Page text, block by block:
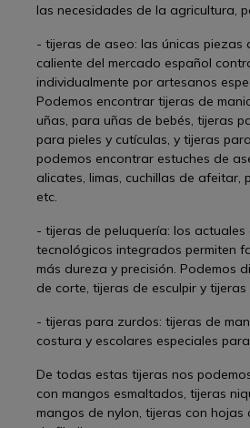
las necesidades de la agricultura,
- tijeras de aseo: las únicas
caliente del mercado español
individualmente por artesanos
Podemos encontrar tijeras de
uñas, para uñas de bebés, tijeras
para pieles y cutículas, y tijeras
podemos encontrar estuches de
alicates, limas, cuchillas de afeitar,
etc.
- tijeras de peluquería: los actuales
tecnológicos integrados permiten
más dureza y precisión. Podemos
de corte, tijeras de esculpir y
- tijeras para zurdos: tijeras de
costura y escolares especiales
De todas estas tijeras nos
con mangos esmaltados, tijeras
mangos de nylon, tijeras con hojas